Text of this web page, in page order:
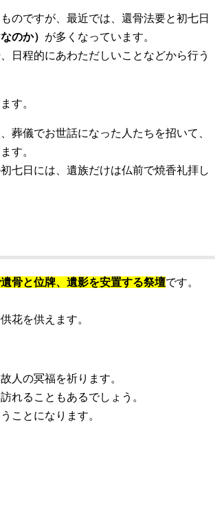
のですが、最近では、還骨法要と初七日
のか） が多くなっています。
日程的にあわただしいことなどから行う
す。
葬儀でお世話になった人たちを招いて、
す。
七日には、遺族だけは仏前で焼香礼拝し
骨と位牌、遺影を安置する祭壇です。
花を供えます。
人の冥福を祈ります。
れることもあるでしょう。
ことになります。